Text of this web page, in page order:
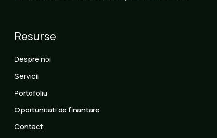
Resurse
Despre noi
Servicii
Portofoliu
Oportunitati de finantare
Contact